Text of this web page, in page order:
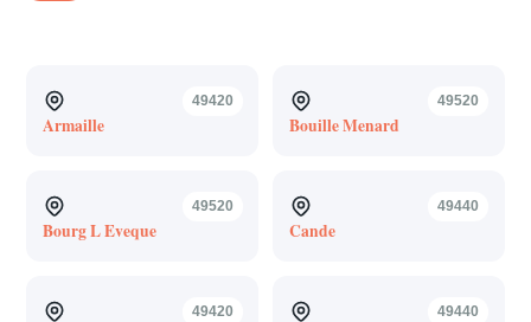
49420
Armaille
49520
Bouille Menard
49520
Bourg L Eveque
49440
Cande
49420 49440